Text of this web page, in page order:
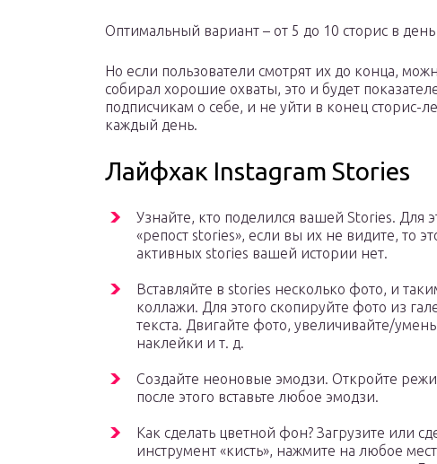
Оптимальный вариант – от 5 до 10 сторис в день
Но если пользователи смотрят их до конца,
собирал хорошие охваты, это и будет
подписчикам о себе, и не уйти в конец сторис-
каждый день.
Лайфхак Instagram Stories
Узнайте, кто поделился вашей Stories. Для
«репост stories», если вы их не видите, то
активных stories вашей истории нет.
Вставляйте в stories несколько фото, и
коллажи. Для этого скопируйте фото из
текста. Двигайте фото, увеличивайте/
наклейки и т. д.
Создайте неоновые эмодзи. Откройте
после этого вставьте любое эмодзи.
Как сделать цветной фон? Загрузите или
инструмент «кисть», нажмите на любое